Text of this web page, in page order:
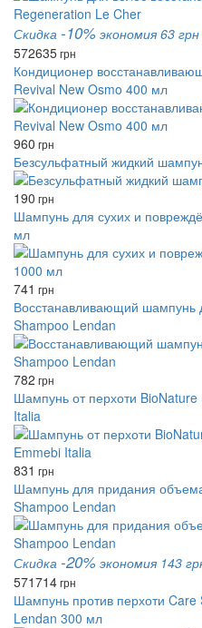
Скидка -10% экономия 63 грн
572635грн
Кондиционер
Revival New Osmo 400 мл
960 грн
Безсульфатный жидкий
190 грн
Шампунь для сухих и
мл
741 грн
Восстанавливающий
Shampoo Lendan
782 грн
Шампунь от перхоти
Italia
831 грн
Шампунь для придания
Shampoo Lendan
Скидка -20% экономия 143
571714грн
Шампунь против перхоти
Lendan 300 мл